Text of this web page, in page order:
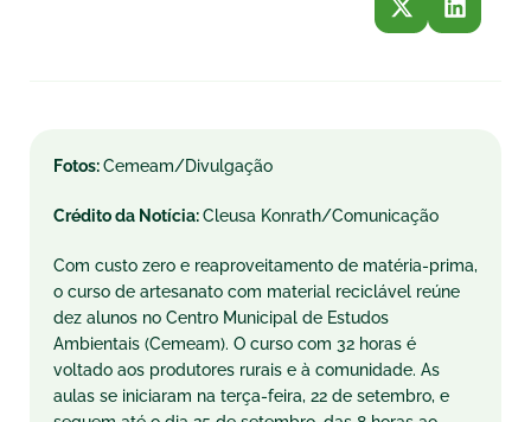
Fotos:Cemeam/Divulgação
Crédito da Notícia:Cleusa Konrath/Comunicação
Com custo zero e reaproveitamento de matéria-prima,
o curso de artesanato com material reciclável reúne
dez alunos no Centro Municipal de Estudos
Ambientais (Cemeam). O curso com 32 horas é
voltado aos produtores rurais e à comunidade. As
aulas se iniciaram na terça-feira, 22 de setembro, e